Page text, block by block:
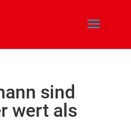
sind
wert als